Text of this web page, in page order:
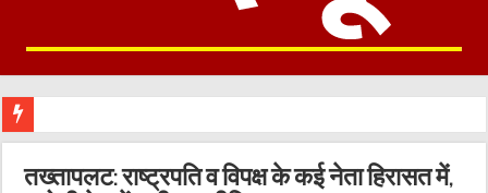
तख्तापलट: राष्ट्रपति व विपक्ष के कई नेता हिरासत में,